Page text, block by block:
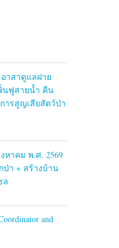
าสาดูแลฝาย
นฟูสายน้ำ คืน
ารสูญเสียสัตว์ป่า
หาคม พ.ศ. 2569
า + สร้างบ้าน
ล
and